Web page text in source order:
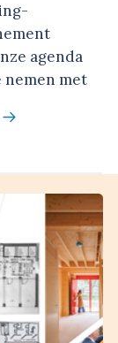
agenda
nemen met